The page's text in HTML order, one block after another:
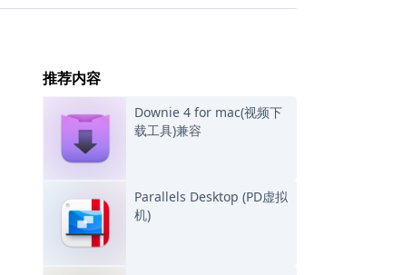
推荐内容
Downie 4 for mac(视频下
载工具)兼容
Parallels Desktop (PD虚拟
机)